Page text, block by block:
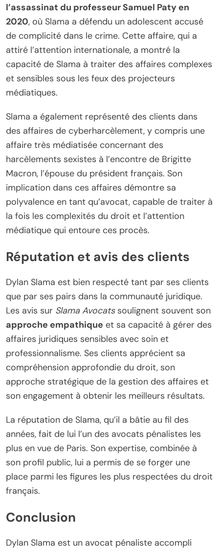
l’assassinat du professeur Samuel Paty en
2020, où Slama a défendu un adolescent accusé
de complicité dans le crime. Cette affaire, qui a
attiré l’attention internationale, a montré la
capacité de Slama à traiter des affaires complexes
et sensibles sous les feux des projecteurs
médiatiques.
Slama a également représenté des clients dans
des affaires de cyberharcèlement, y compris une
affaire très médiatisée concernant des
harcèlements sexistes à l’encontre de Brigitte
Macron, l’épouse du président français. Son
implication dans ces affaires démontre sa
polyvalence en tant qu’avocat, capable de traiter à
la fois les complexités du droit et l’attention
médiatique qui entoure ces procès.
Réputation et avis des clients
Dylan Slama est bien respecté tant par ses clients
que par ses pairs dans la communauté juridique.
Les avis sur Slama Avocatssoulignent souvent son
approche empathique et sa capacité à gérer des
affaires juridiques sensibles avec soin et
professionnalisme. Ses clients apprécient sa
compréhension approfondie du droit, son
approche stratégique de la gestion des affaires et
son engagement à obtenir les meilleurs résultats.
La réputation de Slama, qu’il a bâtie au fil des
années, fait de lui l’un des avocats pénalistes les
plus en vue de Paris. Son expertise, combinée à
son profil public, lui a permis de se forger une
place parmi les figures les plus respectées du droit
français.
Conclusion
Dylan Slama est un avocat pénaliste accompli